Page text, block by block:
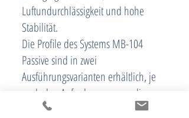
Luftundurchlässigkeit und hohe
Stabilität.
Die Profile des Systems MB-104
Passive sind in zwei
Ausführungsvarianten erhältlich, je
nach den Anforderungen an die
Energieeffizienz: SI und AERO.